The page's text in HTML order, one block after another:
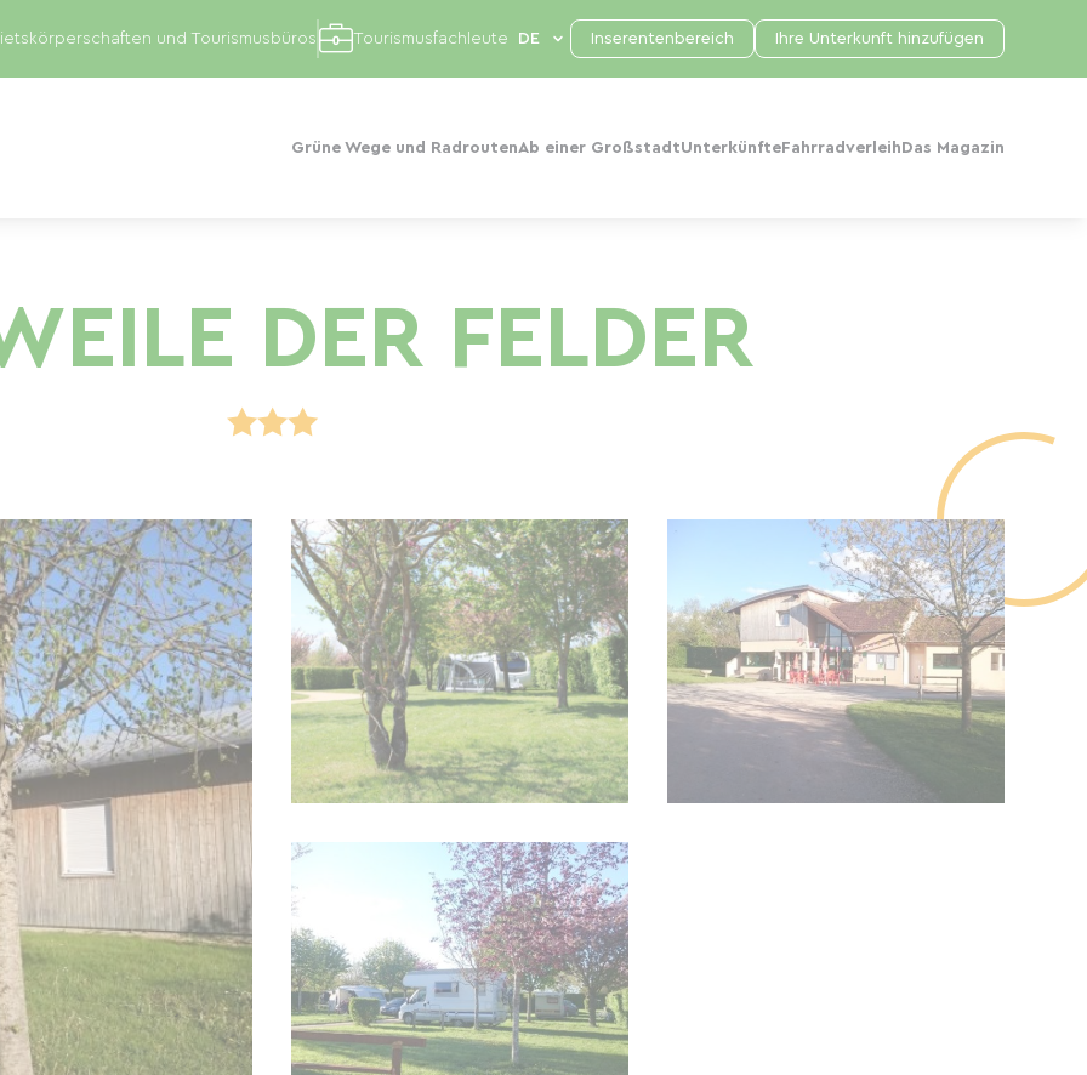
Grüne Wege und RadroutenAb einer GroßstadtUnterkünfte Fahrradverleih Das Magazin
und Tourismusbüros Tourismusfachleute Inserentenbereich Ihre Unterkunft hinzufügen
DER FELDER